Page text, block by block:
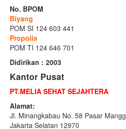
No. BPOM
Biyang
POM SI 124 603 441
Propolis
POM TI 124 646 701
Didirikan : 2003
Kantor Pusat
PT.MELIA SEHAT SEJAHTERA
Alamat:
Jl. Minangkabau No. 58 Pasar
Jakarta Selatan 12970